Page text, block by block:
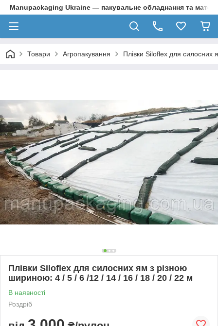
Manupackaging Ukraine — пакувальне обладнання та
Товари Агропакування Плівки Siloflex для
Плівки Siloflex для силосних ям з різною
шириною: 4 / 5 / 6 /12 / 14 / 16 / 18 / 20 / 22 м
В наявності
Роздріб